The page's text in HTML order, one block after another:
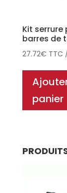
Kit serrure
barres de
27.72€ TTC
panier